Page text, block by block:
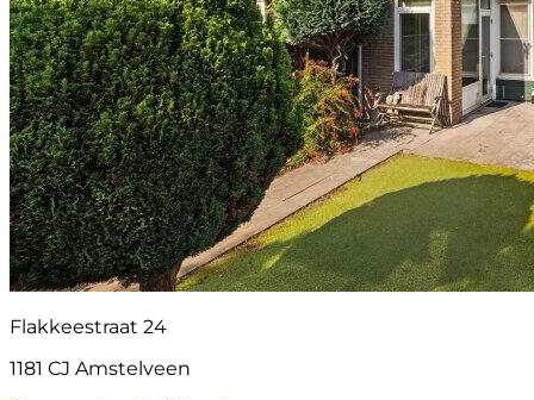
Flakkeestraat 24
1181 CJ Amstelveen